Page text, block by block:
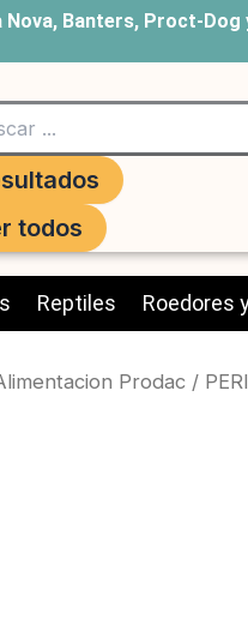
Nova, Banters, Proct-
todos
Reptiles Roedores
Prodac /